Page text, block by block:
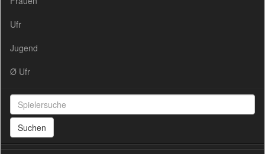
Ufr
Jugend
Ø Ufr
Suchen